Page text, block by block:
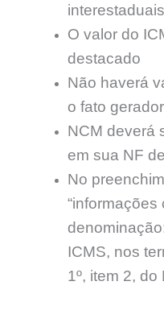
O valor do
destacado
Não haverá
o fato
NCM deverá
em sua NF
No
“informações
ICMS, nos
1º, item 2, do